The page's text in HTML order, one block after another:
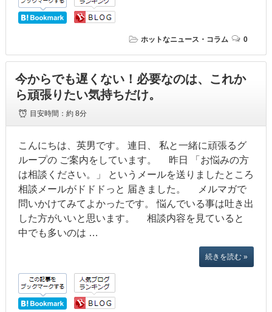
ホットなニュース・コラム 0
今からでも遅くない！必要なのは、これか
ら頑張りたい気持ちだけ。
目安時間：約 8分
こんにちは、英男です。 連日、 私と一緒に頑張るグ
ループの ご案内をしています。 昨日 「お悩みの方
は相談ください。」 というメールを送りましたところ
相談メールがドドドっと 届きました。 メルマガで
問いかけてみてよかったです。 悩んでいる事は吐き出
した方がいいと思います。 相談内容を見ていると
中でも多いのは …
続きを読む »